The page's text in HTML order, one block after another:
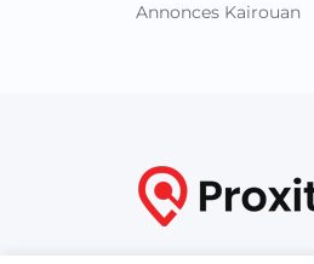
Annonces Kairouan